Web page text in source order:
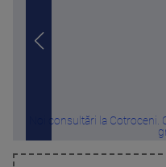
Noi consultări la Cotroceni.